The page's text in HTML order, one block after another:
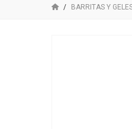
BARRITAS Y